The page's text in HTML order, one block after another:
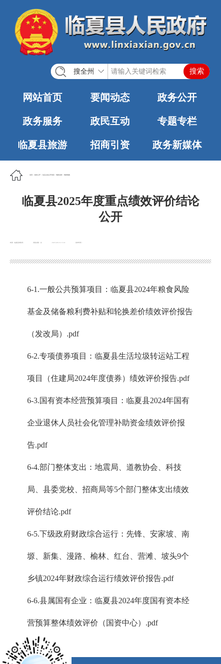
搜全州
网站首页 要闻动态 政务公开
政务服务 政民互动 专题专栏
临夏县旅游 招商引资 政务新媒体
首页 政务公开 法定主动公开内容 预算决算 预算绩效
临夏县2025年度重点绩效评价结论
公开
来源：临夏县财政局 浏览次数： 发布时间：
2025-09-16 13:41
6-1.一般公共预算项目：临夏县2024年粮食风险
基金及储备粮利费补贴和轮换差价绩效评价报告
（发改局）.pdf
6-2.专项债券项目：临夏县生活垃圾转运站工程
项目（住建局2024年度债券）绩效评价报告.pdf
6-3.国有资本经营预算项目：临夏县2024年国有
企业退休人员社会化管理补助资金绩效评价报
告.pdf
6-4.部门整体支出：地震局、道教协会、科技
局、县委党校、招商局等5个部门整体支出绩效
评价结论.pdf
6-5.下级政府财政综合运行：先锋、安家坡、南
塬、新集、漫路、榆林、红台、营滩、坡头9个
乡镇2024年财政综合运行绩效评价报告.pdf
6-6.县属国有企业：临夏县2024年度国有资本经
营预算整体绩效评价（国资中心）.pdf
x